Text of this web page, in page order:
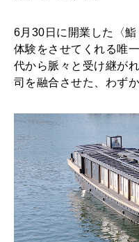
2026年9月号「北海道
2026年8月号
2026年7月号「鎌倉 ローカ
2026年6月号「大銀座 ト
2026年5月号「“
MAGAZINE
が
オ
ー
ン
！
6月30日に開業した〈
体験をさせてくれる唯
代から脈々と受け継が
司を融合させた、わず